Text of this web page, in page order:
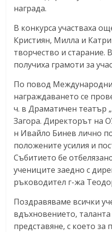
награда.
В конкурса участваха
Кристиян, Милла и
творчество и старание.
получиха грамоти за
По повод
награждаването се
ч. в Драматичен театър
Загора. Директорът на
н Ивайло Бинев лично
положените усилия и
Събитието бе
учениците заедно с
ръководител г-жа
Поздравяваме всички
вдъхновението,
представяне, с което за